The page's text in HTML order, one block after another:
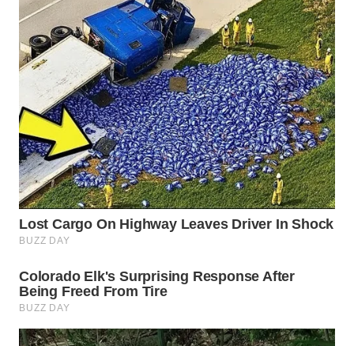
WN
SOLO
WN
BOROBUDUR
WN
MADURA
WN
SURABAYA
NATUNA
BINTAN